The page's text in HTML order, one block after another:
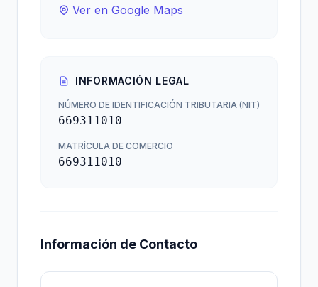
Ver en Google Maps
INFORMACIÓN LEGAL
NÚMERO DE IDENTIFICACIÓN TRIBUTARIA (NIT)
669311010
MATRÍCULA DE COMERCIO
669311010
Información de Contacto